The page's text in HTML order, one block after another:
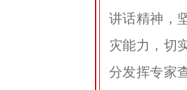
讲话精神，
灾能力，切
分发挥专家